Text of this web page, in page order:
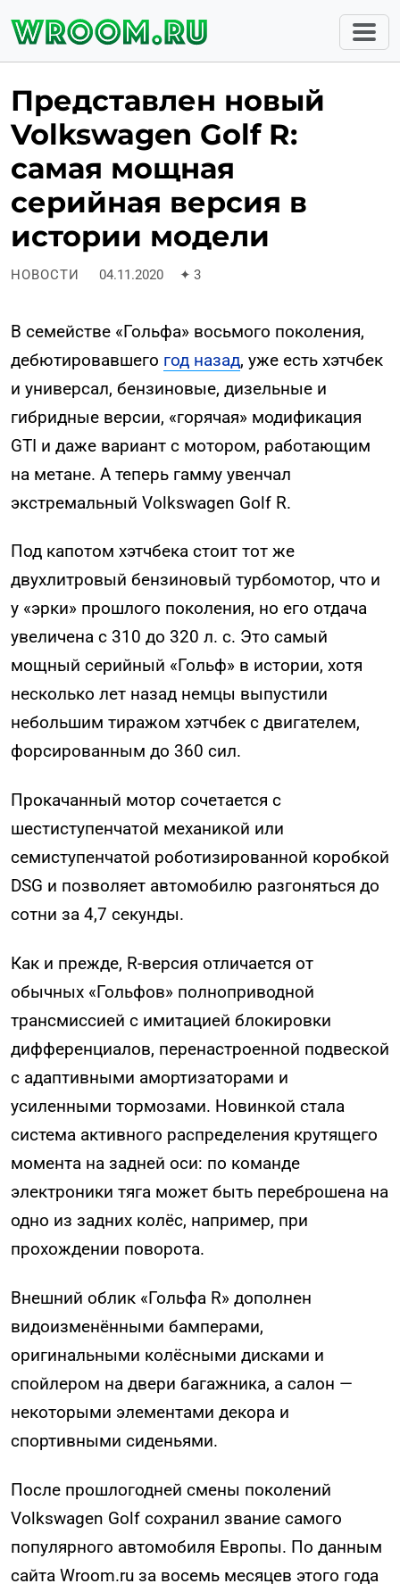
Представлен новый
Volkswagen Golf R:
самая мощная
серийная версия в
истории модели
НОВОСТИ 04.11.2020 ✦ 3
В семействе «Гольфа» восьмого поколения,
дебютировавшего год назад, уже есть хэтчбек
и универсал, бензиновые, дизельные и
гибридные версии, «горячая» модификация
GTI и даже вариант с мотором, работающим
на метане. А теперь гамму увенчал
экстремальный Volkswagen Golf R.
Под капотом хэтчбека стоит тот же
двухлитровый бензиновый турбомотор, что и
у «эрки» прошлого поколения, но его отдача
увеличена с 310 до 320 л. с. Это самый
мощный серийный «Гольф» в истории, хотя
несколько лет назад немцы выпустили
небольшим тиражом хэтчбек с двигателем,
форсированным до 360 сил.
Прокачанный мотор сочетается с
шестиступенчатой механикой или
семиступенчатой роботизированной коробкой
DSG и позволяет автомобилю разгоняться до
сотни за 4,7 секунды.
Как и прежде, R-версия отличается от
обычных «Гольфов» полноприводной
трансмиссией с имитацией блокировки
дифференциалов, перенастроенной подвеской
с адаптивными амортизаторами и
усиленными тормозами. Новинкой стала
система активного распределения крутящего
момента на задней оси: по команде
электроники тяга может быть переброшена на
одно из задних колёс, например, при
прохождении поворота.
Внешний облик «Гольфа R» дополнен
видоизменёнными бамперами,
оригинальными колёсными дисками и
спойлером на двери багажника, а салон —
некоторыми элементами декора и
спортивными сиденьями.
После прошлогодней смены поколений
Volkswagen Golf сохранил звание самого
популярного автомобиля Европы. По данным
сайта Wroom.ru за восемь месяцев этого года